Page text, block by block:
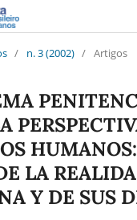
/ n. 3 (2002) / Artigos
LA
Y DE SUS